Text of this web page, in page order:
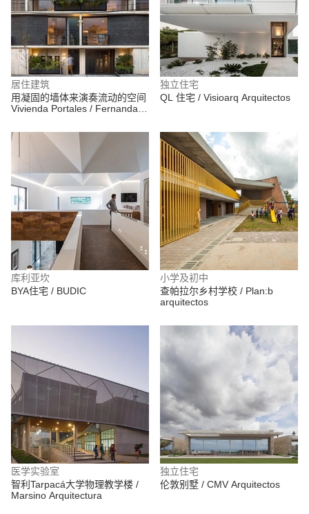
居住建筑
用凝固的墙体来演奏流动的空间
Vivienda Portales / Fernanda
独立住宅
QL 住宅 / Visioarq Arquitectos
库利亚坎
BYA住宅 / BUDIC
小学及初中
查帕拉尔乡村学校 / Plan:b
arquitectos
医学实验室
智利Tarpacá大学物理教学楼 /
Marsino Arquitectura
独立住宅
伦敦别墅 / CMV Arquitectos